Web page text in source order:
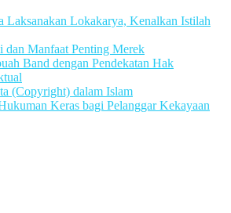
Laksanakan Lokakarya, Kenalkan Istilah
dan Manfaat Penting Merek
Band dengan Pendekatan Hak
(Copyright) dalam Islam
Keras bagi Pelanggar Kekayaan